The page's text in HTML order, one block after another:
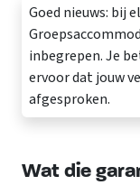
Goed nieuws: bij
inbegrepen. Je
ervoor dat jouw
afgesproken.
Wat die